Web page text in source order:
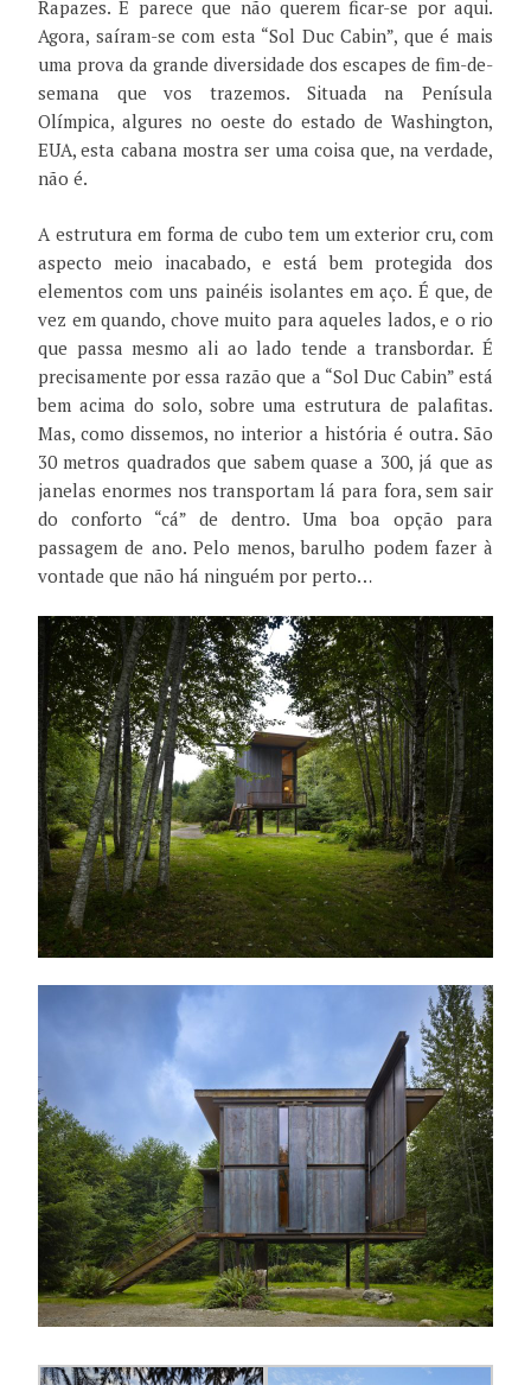
Rapazes. E parece que não querem ficar-se por aqui.
Agora, saíram-se com esta “Sol Duc Cabin”, que é mais
uma prova da grande diversidade dos escapes de fim-de-
semana que vos trazemos. Situada na Penísula
Olímpica, algures no oeste do estado de Washington,
EUA, esta cabana mostra ser uma coisa que, na verdade,
não é.
A estrutura em forma de cubo tem um exterior cru, com
aspecto meio inacabado, e está bem protegida dos
elementos com uns painéis isolantes em aço. É que, de
vez em quando, chove muito para aqueles lados, e o rio
que passa mesmo ali ao lado tende a transbordar. É
precisamente por essa razão que a “Sol Duc Cabin” está
bem acima do solo, sobre uma estrutura de palafitas.
Mas, como dissemos, no interior a história é outra. São
30 metros quadrados que sabem quase a 300, já que as
janelas enormes nos transportam lá para fora, sem sair
do conforto “cá” de dentro. Uma boa opção para
passagem de ano. Pelo menos, barulho podem fazer à
vontade que não há ninguém por perto…